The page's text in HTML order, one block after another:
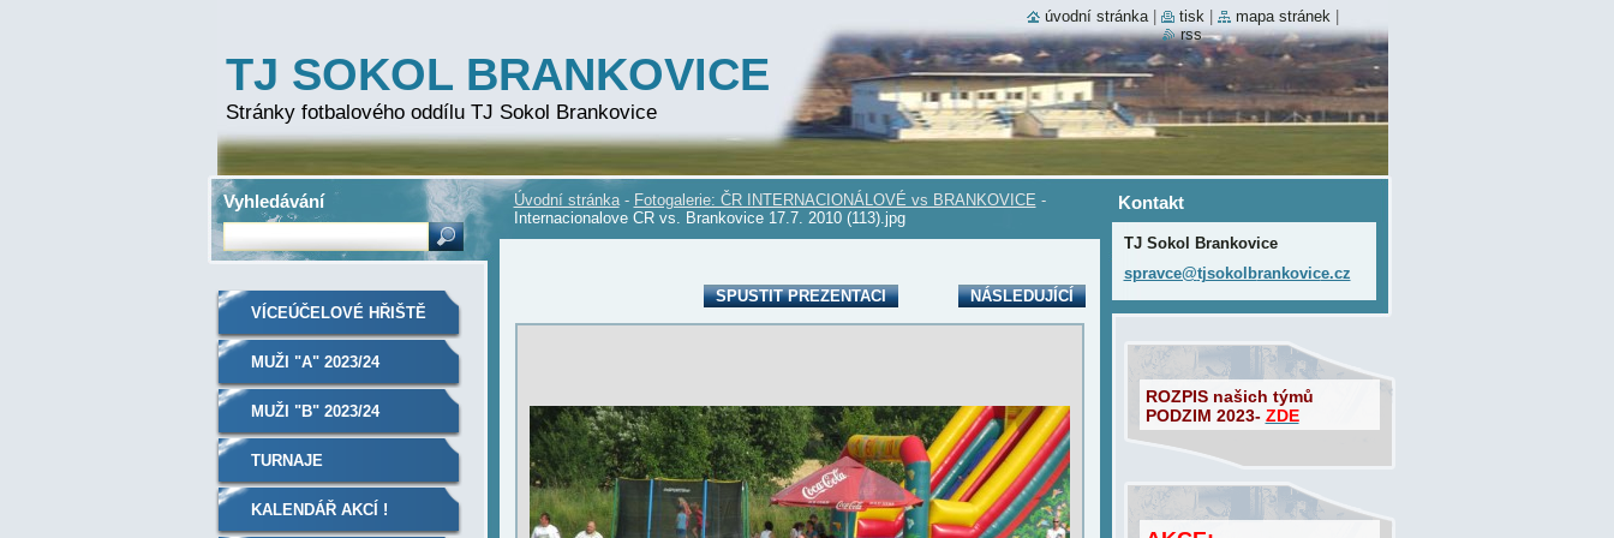
TJ SOKOL BRANKOVICE
Stránky fotbalového oddílu TJ Sokol Brankovice
Úvodní stránka - Fotogalerie: ČR INTERNACIONÁLOVÉ vs BRANKOVICE -
Internacionalove CR vs. Brankovice 17.7. 2010 (113).jpg
SPUSTIT PREZENTACI
NÁSLEDUJÍCÍ
VÍCEÚČELOVÉ HŘIŠTĚ
MUŽI "A" 2023/24
MUŽI "B" 2023/24
TURNAJE
KALENDÁŘ AKCÍ !
Kontakt
TJ Sokol Brankovice
spravce@tjsokolbrankovice.cz
ROZPIS našich týmů
PODZIM 2023- ZDE
Vyhledávání
úvodní stránka tisk mapa stránek
rss